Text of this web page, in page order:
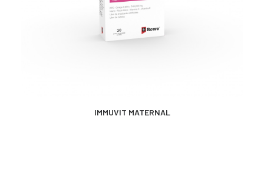
MÁS INFORMACIÓN
IMMUVIT MATERNAL